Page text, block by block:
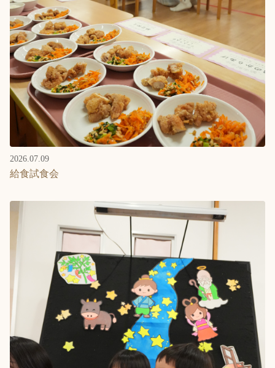
2026.07.09
給食試食会